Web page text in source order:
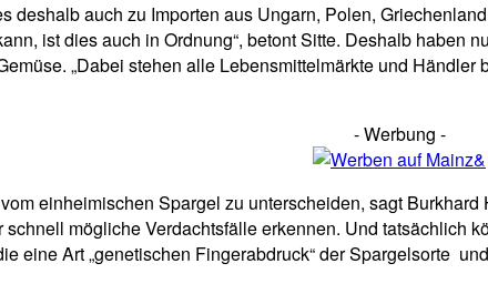
deshalb auch zu Importen aus Ungarn, Polen,
ist dies auch in Ordnung“, betont Sitte. Deshalb
„Dabei stehen alle Lebensmittelmärkte und
- Werbung -
einheimischen Spargel zu unterscheiden, sagt
mögliche Verdachtsfälle erkennen. Und tatsächlich
eine Art „genetischen Fingerabdruck“ der Spargelsorte